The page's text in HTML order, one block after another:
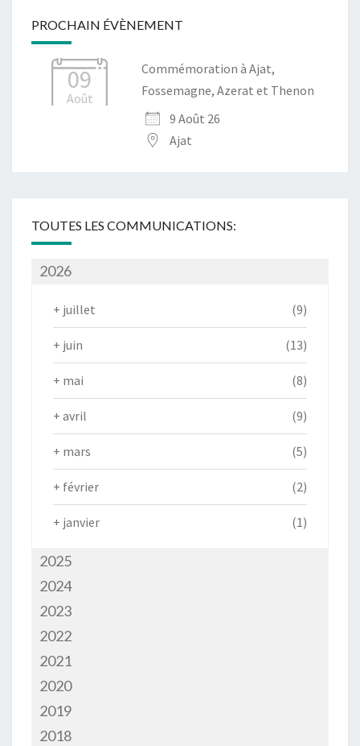
PROCHAIN ÉVÈNEMENT
09
Août
Commémoration à Ajat,
Fossemagne, Azerat et Thenon
9 Août 26
Ajat
TOUTES LES COMMUNICATIONS:
2026
+ juillet (9)
+ juin (13)
+ mai (8)
+ avril (9)
+ mars (5)
+ février (2)
+ janvier (1)
2025
2024
2023
2022
2021
2020
2019
2018